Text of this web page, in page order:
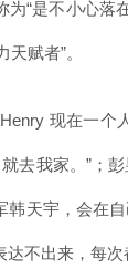
为“是不小心落
赋者”。
现在一个
去我家。”；
韩天宇，会在
不出来，每次